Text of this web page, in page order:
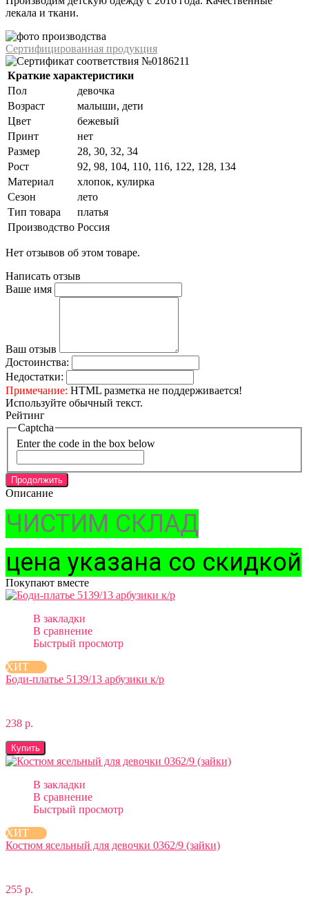
лекала и ткани.
Сертифицированная продукция
Краткие характеристики
Пол
девочка
Возраст
малыши, дети
Цвет
бежевый
Принт
нет
Размер
28, 30, 32, 34
Рост
92, 98, 104, 110, 116, 122, 128, 134
Материал
хлопок, кулирка
Сезон
лето
Тип товара
платья
Производство Россия
Нет отзывов об этом товаре.
Написать отзыв
Ваше имя
Ваш отзыв
Достоинства:
Недостатки:
Примечание: HTML разметка не поддерживается!
Используйте обычный текст.
Рейтинг
Captcha
Enter the code in the box below
Продолжить
Описание
ЧИСТИМ СКЛАД
цена указана со скидкой
Покупают вместе
В закладки
В сравнение
Быстрый просмотр
ХИТ
Боди-платье 5139/13 арбузики к/р
238 р.
Купить
В закладки
В сравнение
Быстрый просмотр
ХИТ
Костюм ясельный для девочки 0362/9 (зайки)
255 р.